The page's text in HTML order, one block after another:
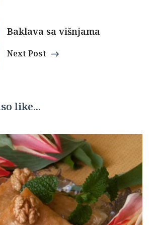
Baklava sa višnjama
Next Post
like...